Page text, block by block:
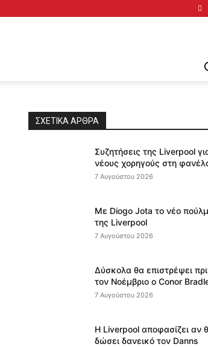
ΣΧΕΤΙΚΆ ΆΡΘΡΑ
Συζητήσεις της Liverpool
νέους χορηγούς στη
7 Αυγούστου 2026
Με Diogo Jota το νέο
της Liverpool
7 Αυγούστου 2026
Δύσκολα θα επιστρέψει
τον Νοέμβριο ο Conor
7 Αυγούστου 2026
Η Liverpool αποφασίζει αν
δώσει δανεικό τον Danns